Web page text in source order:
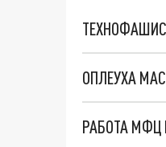
ОПЛЕУХА
РАБОТА МФЦ